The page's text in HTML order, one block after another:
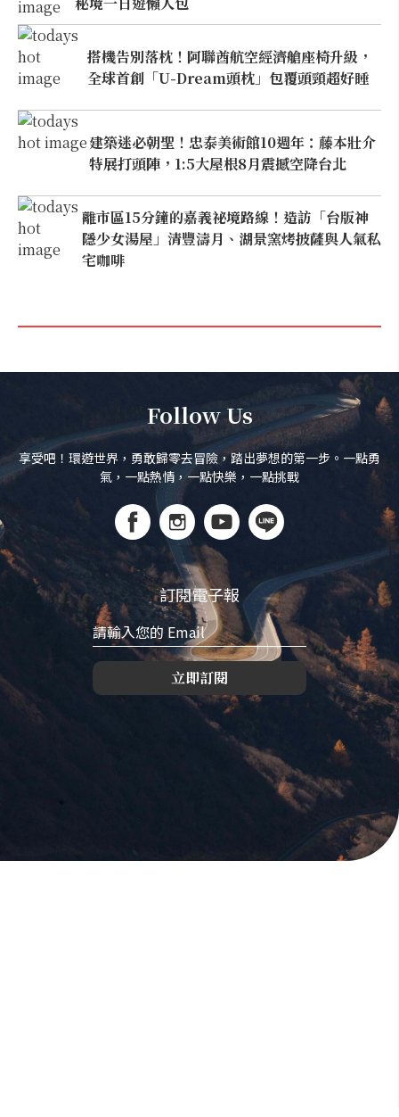
搭機告別落枕！阿聯酋航空經濟艙座椅升級，
全球首創「U-Dream頭枕」包覆頭頸超好睡
建築迷必朝聖！忠泰美術館10週年：藤本壯介
特展打頭陣，1:5大屋根8月震撼空降台北
離市區15分鐘的嘉義祕境路線！造訪「台版神
隱少女湯屋」清豐濤月、湖景窯烤披薩與人氣私
宅咖啡
Follow Us
享受吧！環遊世界，勇敢歸零去冒險，踏出夢想的第一步。一點勇
氣，一點熱情，一點快樂，一點挑戰
訂閱電子報
立即訂閱